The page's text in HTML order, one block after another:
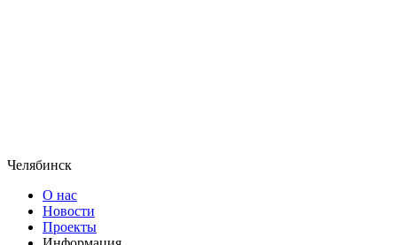
Челябинск
О нас
Новости
Проекты